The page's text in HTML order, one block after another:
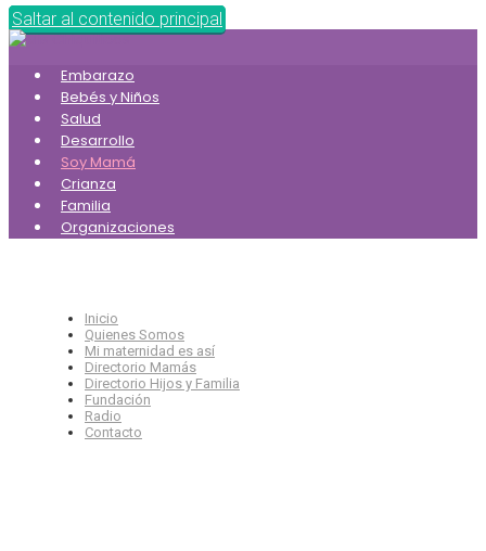
Saltar al contenido principal
Embarazo
Bebés y Niños
Salud
Desarrollo
Soy Mamá
Crianza
Familia
Organizaciones
Inicio
Quienes Somos
Mi maternidad es así
Directorio Mamás
Directorio Hijos y Familia
Fundación
Radio
Contacto